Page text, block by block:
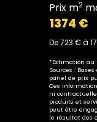
Prix m2
1374 €
De 723 € à
*Estimation au
Sources :
panel de prix
Ces
ni
produits et
peut être
le résultat des